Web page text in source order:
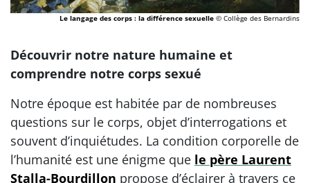
Le langage des corps : la différence sexuelle © Collège des Bernardins
Découvrir notre nature humaine et
comprendre notre corps sexué
Notre époque est habitée par de nombreuses
questions sur le corps, objet d’interrogations et
souvent d’inquiétudes. La condition corporelle de
l’humanité est une énigme que le père Laurent
Stalla-Bourdillon propose d’éclairer à travers ce